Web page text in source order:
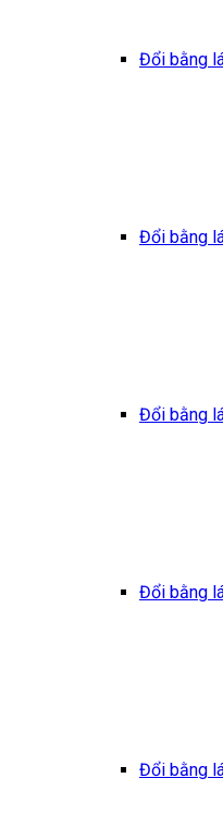
Đổi bằng
Đổi bằng
Đổi bằng
Đổi bằng
Đổi bằng